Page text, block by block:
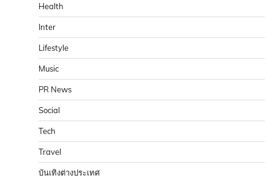
Health
Inter
Lifestyle
Music
PR News
Social
Tech
Travel
บันเทิงต่างประเทศ